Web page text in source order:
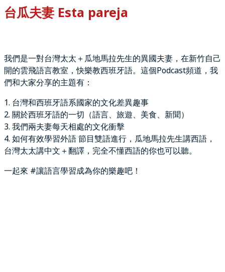
台瓜夫妻 Esta pareja
我們是一對台灣太太＋瓜地馬拉先生的異國夫妻，在新竹自己
開的雲飛語言教室，快樂教西班牙語。這個Podcast頻道，我
們和大家分享的主題有：
1. 台灣和西班牙語系國家的文化差異趣事
2. 關於西班牙語的一切（語言、旅遊、美食、新聞）
3. 我們兩夫妻每天相處的文化衝擊
4. 如何有效學習外語 節目雙語進行，瓜地馬拉先生講西語，
台灣太太講中文＋翻譯，完全不懂西語的你也可以聽。
一起來 #讓語言學習成為你的樂趣吧！